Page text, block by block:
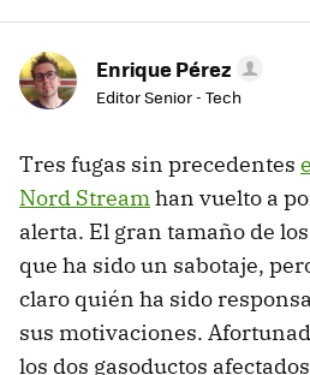
Enrique Pérez
Editor Senior - Tech
Tres fugas sin precedentes
Nord Streamhan vuelto a
alerta. El gran tamaño de
que ha sido un sabotaje,
claro quién ha sido
sus motivaciones.
los dos gasoductos